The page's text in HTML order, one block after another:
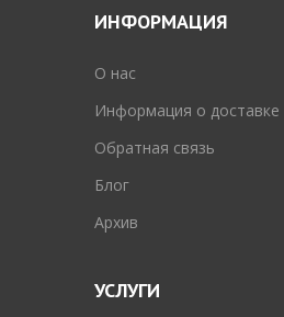
ИНФОРМАЦИЯ
O нас
Информация о доставке
Обратная связь
Блог
Архив
УСЛУГИ